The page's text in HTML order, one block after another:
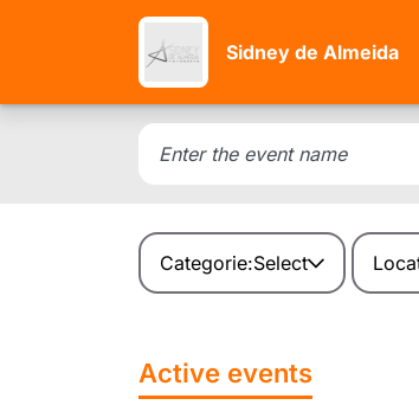
Sidney de Almeida
Categorie:Select
Active events